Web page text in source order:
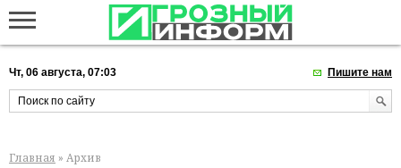
Чт, 06 августа, 07:03 Пишите нам
Главная » Архив